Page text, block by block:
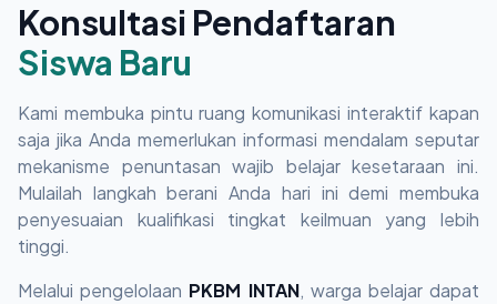
Konsultasi Pendaftaran
Siswa Baru
Kami membuka pintu ruang komunikasi interaktif kapan
saja jika Anda memerlukan informasi mendalam seputar
mekanisme penuntasan wajib belajar kesetaraan ini.
Mulailah langkah berani Anda hari ini demi membuka
penyesuaian kualifikasi tingkat keilmuan yang lebih
tinggi.
Melalui pengelolaan PKBM INTAN, warga belajar dapat